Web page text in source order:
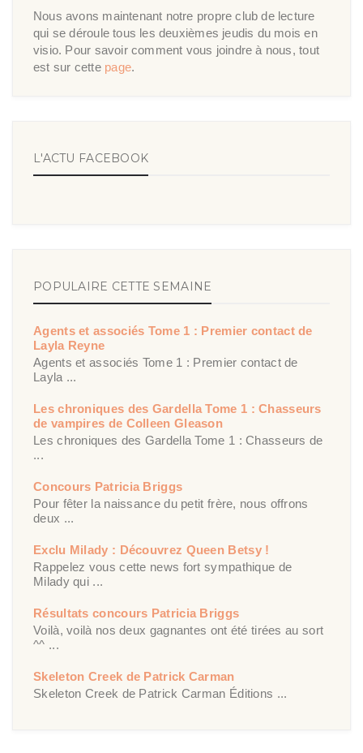
Nous avons maintenant notre propre club de lecture
qui se déroule tous les deuxièmes jeudis du mois en
visio. Pour savoir comment vous joindre à nous, tout
est sur cette page.
L'ACTU FACEBOOK
POPULAIRE CETTE SEMAINE
Agents et associés Tome 1 : Premier contact de
Layla Reyne
Agents et associés Tome 1 : Premier contact de
Layla ...
Les chroniques des Gardella Tome 1 : Chasseurs
de vampires de Colleen Gleason
Les chroniques des Gardella Tome 1 : Chasseurs de
...
Concours Patricia Briggs
Pour fêter la naissance du petit frère, nous offrons
deux ...
Exclu Milady : Découvrez Queen Betsy !
Rappelez vous cette news fort sympathique de
Milady qui ...
Résultats concours Patricia Briggs
Voilà, voilà nos deux gagnantes ont été tirées au sort
^^ ...
Skeleton Creek de Patrick Carman
Skeleton Creek de Patrick Carman Éditions ...